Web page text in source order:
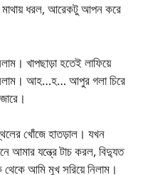
মাথায় ধরল, আরেকটু আপন করে
খাপছাড়া হতেই লাফিয়ে
আহ…হ… আপুর গলা চিরে
খোঁজে হাতড়াল। যখন
আমার যন্ত্রে টাচ করল, বিদ্যুত
আমি মুখ সরিয়ে নিলাম।